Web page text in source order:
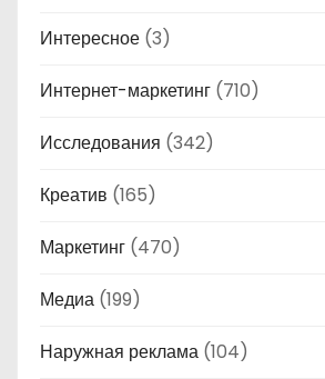
Интересное (3)
Интернет-маркетинг (710)
Исследования (342)
Креатив (165)
Маркетинг (470)
Медиа (199)
Наружная реклама (104)